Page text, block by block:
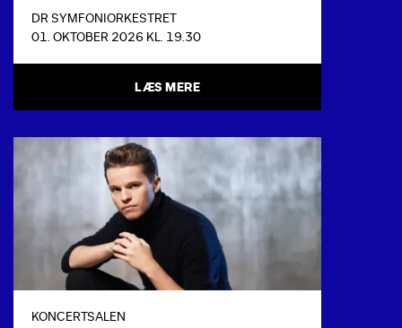
DR SYMFONIORKESTRET
01. OKTOBER 2026 KL. 19.30
LÆS MERE
KONCERTSALEN